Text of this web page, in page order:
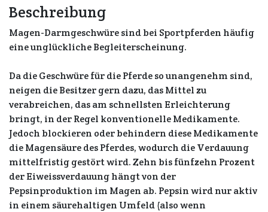
Beschreibung
Magen-Darmgeschwüre sind bei Sportpferden häufig
eine unglückliche Begleiterscheinung.
Da die Geschwüre für die Pferde so unangenehm sind,
neigen die Besitzer gern dazu, das Mittel zu
verabreichen, das am schnellsten Erleichterung
bringt, in der Regel konventionelle Medikamente.
Jedoch blockieren oder behindern diese Medikamente
die Magensäure des Pferdes, wodurch die Verdauung
mittelfristig gestört wird. Zehn bis fünfzehn Prozent
der Eiweissverdauung hängt von der
Pepsinproduktion im Magen ab. Pepsin wird nur aktiv
in einem säurehaltigen Umfeld (also wenn